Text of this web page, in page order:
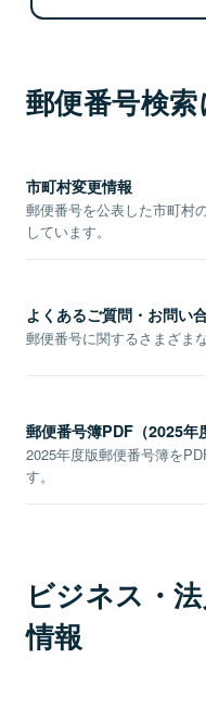
郵便番号検
市町村変更情報
郵便番号を公表した市町村
しています。
よくあるご質問・お問い
郵便番号に関するさまざま
郵便番号簿PDF（2025年
2025年度版郵便番号簿を
す。
ビジネス・
情報